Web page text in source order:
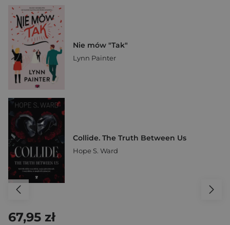
Nie mów "Tak"
Lynn Painter
Collide. The Truth Between Us
Hope S. Ward
67,95 zł